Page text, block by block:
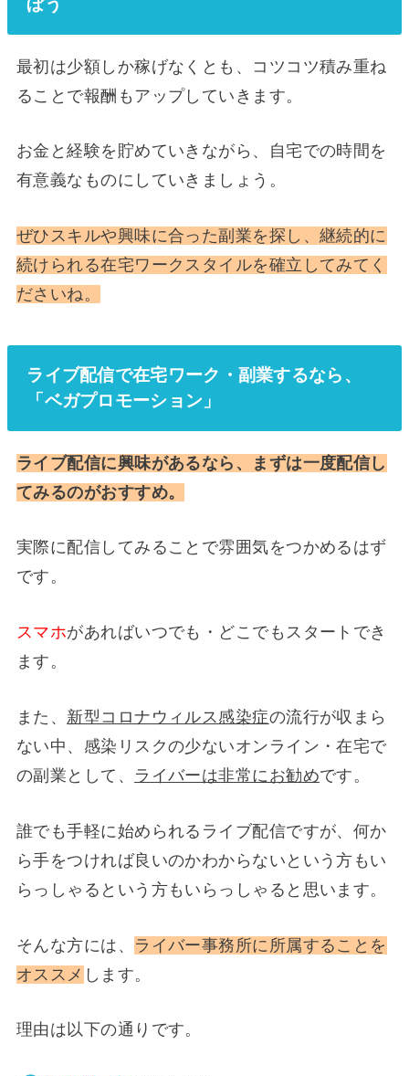
ぼう
最初は少額しか稼げなくとも、コツコツ積み重ね
ることで報酬もアップしていきます。
お金と経験を貯めていきながら、自宅での時間を
有意義なものにしていきましょう。
ぜひスキルや興味に合った副業を探し、継続的に
続けられる在宅ワークスタイルを確立してみてく
ださいね。
ライブ配信で在宅ワーク・副業するなら、
「ベガプロモーション」
ライブ配信に興味があるなら、まずは一度配信し
てみるのがおすすめ。
実際に配信してみることで雰囲気をつかめるはず
です。
スマホがあればいつでも・どこでもスタートでき
ます。
また、 新型コロナウィルス感染症の流行が収まら
ない中、感染リスクの少ないオンライン・在宅で
の副業として、 ライバーは非常にお勧めです。
誰でも手軽に始められるライブ配信ですが、何か
ら手をつければ良いのかわからないという方もい
らっしゃるという方もいらっしゃると思います。
そんな方には、 ライバー事務所に所属することを
オススメ します。
理由は以下の通りです。